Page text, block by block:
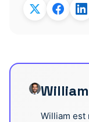
William
William est